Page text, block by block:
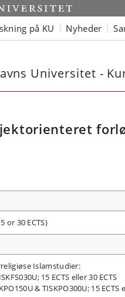
på KU Nyheder
Universitet -
or 30 ECTS)
Islamstudier:
15 ECTS eller 30 ECTS
& TISKPO300U; 15 ECTS